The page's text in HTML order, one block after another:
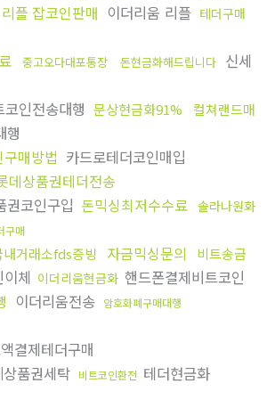
리플 잡코인판매 이더리움 리플 테더구매
중고오다대포통장 돈현금화해드립니다 신세
코인전송대행 문상현금화91%
컬쳐랜드매
행
매방법 카드로테더코인매입
데상품권테더전송
권코인구입 돈믹싱최저수수료 솔라나원화
구매
내거래소fds증빙 자금믹싱문의
비트송금
체 이더리움현금화 핸드폰결제비트코인
이더리움전송 암호화폐구매대행
결제테더구매
상품권세탁 비트코인환전 테더현금화